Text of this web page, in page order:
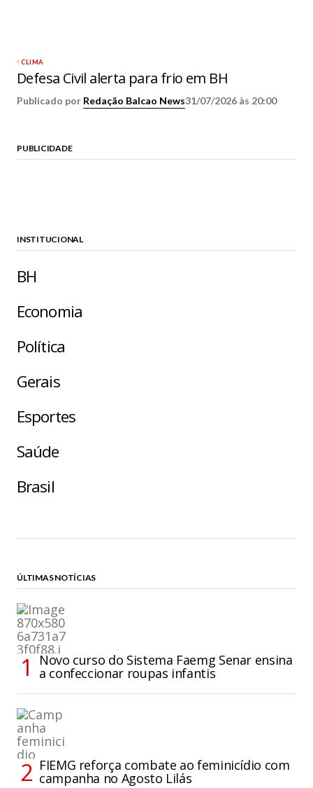
CLIMA
Defesa Civil alerta para frio em BH
Publicado por Redação Balcao News31/07/2026 às 20:00
PUBLICIDADE
INSTITUCIONAL
BH
Economia
Política
Gerais
Esportes
Saúde
Brasil
ÚLTIMAS NOTÍCIAS
Novo curso do Sistema Faemg Senar ensina
a confeccionar roupas infantis
FIEMG reforça combate ao feminicídio com
campanha no Agosto Lilás